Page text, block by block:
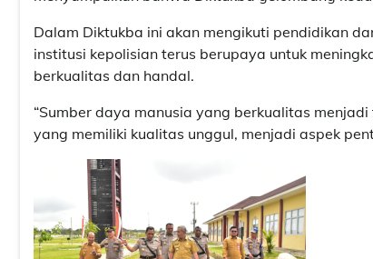
Dalam Diktukba ini akan mengikuti pendidikan
institusi kepolisian terus berupaya untuk
berkualitas dan handal.
“Sumber daya manusia yang berkualitas
yang memiliki kualitas unggul, menjadi aspek